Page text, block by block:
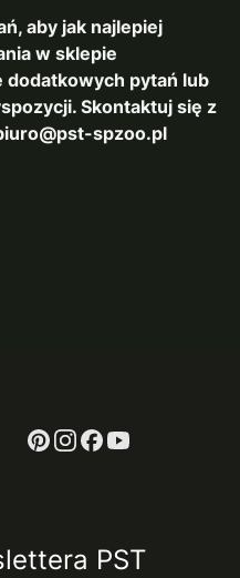
aby jak najlepiej
w sklepie
pytań lub
Skontaktuj się z
spzoo.pl
PST